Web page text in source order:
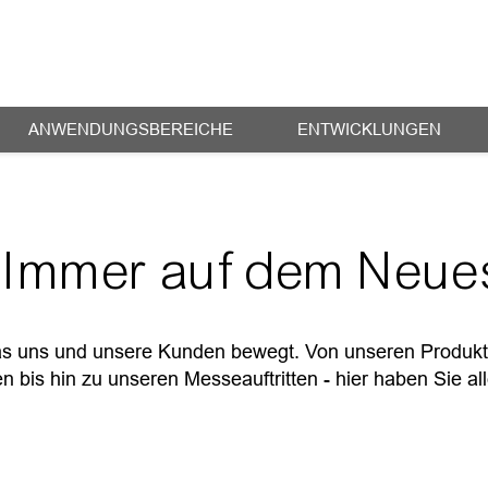
Cookies werden verwendet, um
Website interagieren. Wir verwenden
und anzupassen, sowie für
Website und anderen Medien.
zu erinnern, dass Sie nicht
Cookie-Einstellungen Akzeptieren Ablehnen
ANWENDUNGSBEREICHE ENTWICKLUNGEN
auf dem
uns und unsere Kunden bewegt. Von unseren
bis hin zu unseren Messeauftritten - hier haben Sie